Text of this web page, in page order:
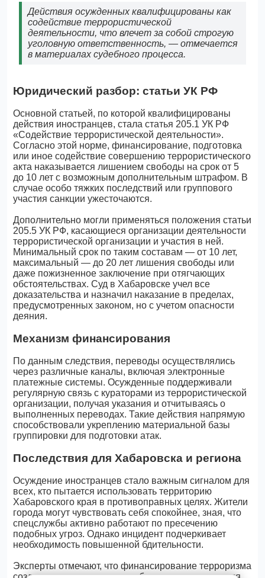
Действия осужденных квалифицированы как
содействие террористической
деятельности, что влечет за собой строгую
уголовную ответственность, — отмечается
в материалах судебного процесса.
Юридический разбор: статьи УК РФ
Основной статьей, по которой квалифицированы
действия иностранцев, стала статья 205.1 УК РФ
«Содействие террористической деятельности».
Согласно этой норме, финансирование, подготовка
или иное содействие совершению террористического
акта наказывается лишением свободы на срок от 5
до 10 лет с возможным дополнительным штрафом. В
случае особо тяжких последствий или группового
участия санкции ужесточаются.
Дополнительно могли применяться положения статьи
205.5 УК РФ, касающиеся организации деятельности
террористической организации и участия в ней.
Минимальный срок по таким составам — от 10 лет,
максимальный — до 20 лет лишения свободы или
даже пожизненное заключение при отягчающих
обстоятельствах. Суд в Хабаровске учел все
доказательства и назначил наказание в пределах,
предусмотренных законом, но с учетом опасности
деяния.
Механизм финансирования
По данным следствия, переводы осуществлялись
через различные каналы, включая электронные
платежные системы. Осужденные поддерживали
регулярную связь с кураторами из террористической
организации, получая указания и отчитываясь о
выполненных переводах. Такие действия напрямую
способствовали укреплению материальной базы
группировки для подготовки атак.
Последствия для Хабаровска и региона
Осуждение иностранцев стало важным сигналом для
всех, кто пытается использовать территорию
Хабаровского края в противоправных целях. Жители
города могут чувствовать себя спокойнее, зная, что
спецслужбы активно работают по пресечению
подобных угроз. Однако инцидент подчеркивает
необходимость повышенной бдительности.
Эксперты отмечают, что финансирование терроризма